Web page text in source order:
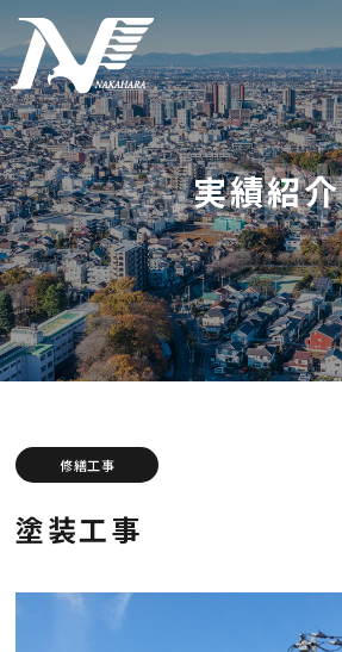
ホーム
事業紹介
実績紹介
中原工業の取り組み
安全への取り組み
協力業者の皆様へ
実績紹介
修繕工事
塗装工事